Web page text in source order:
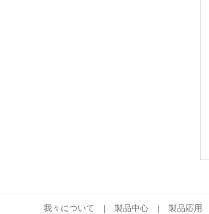
我々について 製品中心 製品応用